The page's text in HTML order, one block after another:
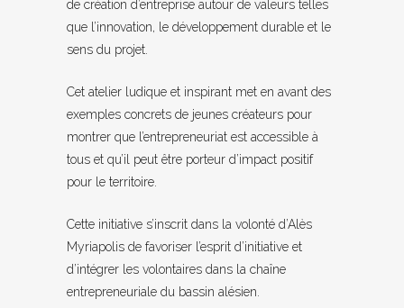
de création d’entreprise autour de valeurs telles
que l’innovation, le développement durable et le
sens du projet.
Cet atelier ludique et inspirant met en avant des
exemples concrets de jeunes créateurs pour
montrer que l’entrepreneuriat est accessible à
tous et qu’il peut être porteur d’impact positif
pour le territoire.
Cette initiative s’inscrit dans la volonté d’Alès
Myriapolis de favoriser l’esprit d’initiative et
d’intégrer les volontaires dans la chaîne
entrepreneuriale du bassin alésien.